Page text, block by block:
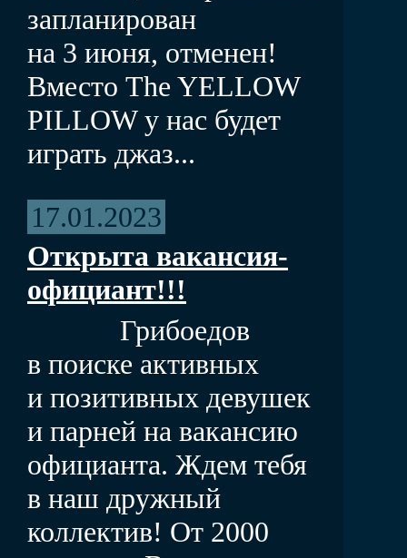
запланирован
на 3 июня, отменен!
Вместо The YELLOW
PILLOW у нас будет
играть джаз...
17.01.2023
Открыта вакансия-
официант!!!
Грибоедов
в поиске активных
и позитивных девушек
и парней на вакансию
официанта. Ждем тебя
в наш дружный
коллектив! От 2000